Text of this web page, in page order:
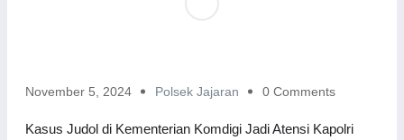
November 5, 2024 Polsek Jajaran 0 Comments
Kasus Judol di Kementerian Komdigi Jadi Atensi Kapolri